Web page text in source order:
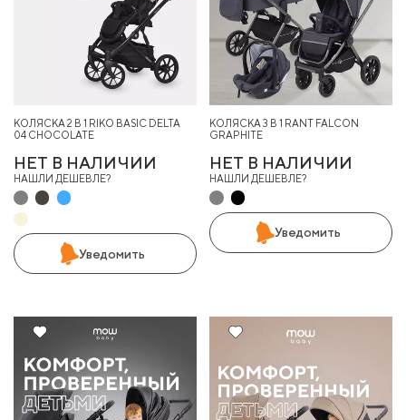
КОЛЯСКА 2 В 1 RIKO BASIC DELTA
04 CHOCOLATE
НЕТ В НАЛИЧИИ
НАШЛИ ДЕШЕВЛЕ?
Уведомить
КОЛЯСКА 3 В 1 RANT FALCON
GRAPHITE
НЕТ В НАЛИЧИИ
НАШЛИ ДЕШЕВЛЕ?
Уведомить
16% 16%